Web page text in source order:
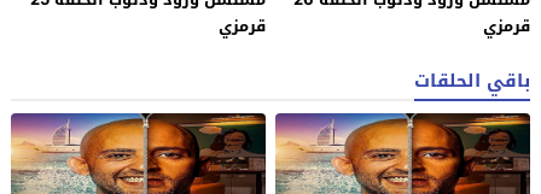
قرمزي
قرمزي
باقي الحلقات